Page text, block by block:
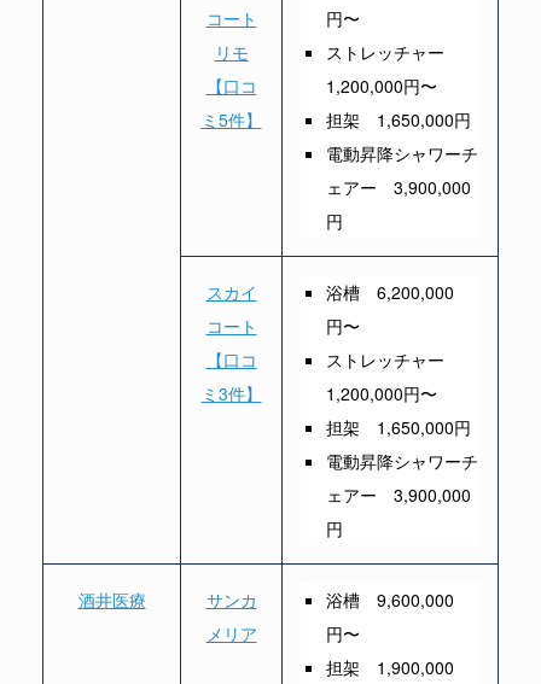
コート
リモ
【口コ
ミ5件】
円〜
ストレッチャー
1,200,000円〜
担架 1,650,000円
電動昇降シャワーチ
ェアー 3,900,000
円
スカイ
コート
【口コ
ミ3件】
浴槽 6,200,000
円〜
ストレッチャー
1,200,000円〜
担架 1,650,000円
電動昇降シャワーチ
ェアー 3,900,000
円
酒井医療
サンカ
メリア
浴槽 9,600,000
円〜
担架 1,900,000